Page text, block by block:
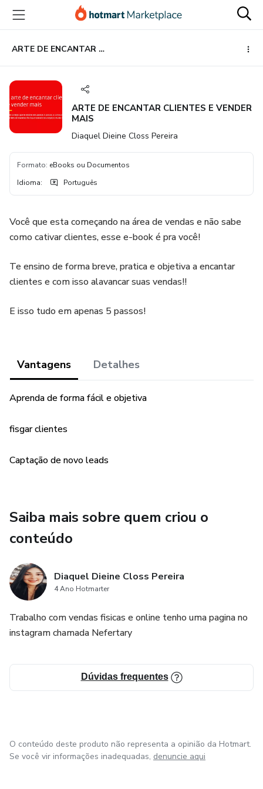
para
conteúdo
principal
para
pagamento
para
rodapé
ARTE DE ENCANTAR CLIENTES E VENDER MAIS
ARTE DE ENCANTAR CLIENTES E VENDER
MAIS
Diaquel Dieine Closs Pereira
Formato: eBooks ou Documentos
Idioma: Português
Você que esta começando na área de vendas e não sabe
como cativar clientes, esse e-book é pra você!
Te ensino de forma breve, pratica e objetiva a encantar
clientes e com isso alavancar suas vendas!!
E isso tudo em apenas 5 passos!
Vantagens Detalhes
Aprenda de forma fácil e objetiva
fisgar clientes
Captação de novo leads
Saiba mais sobre quem criou o
conteúdo
Diaquel Dieine Closs Pereira
4 Ano Hotmarter
Trabalho com vendas fisicas e online tenho uma pagina no
instagram chamada Nefertary
Dúvidas frequentes
O conteúdo deste produto não representa a opinião da Hotmart.
Se você vir informações inadequadas, denuncie aqui